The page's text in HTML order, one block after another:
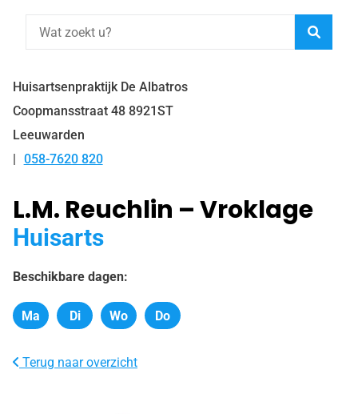
Huisartsenpraktijk De Albatros
Coopmansstraat 48 8921ST
Leeuwarden
Tel:
058-7620 820
L.M. Reuchlin – Vroklage
Huisarts
Beschikbare dagen:
Maandag
Ma Dinsdag
Di Woensdag
Wo Donderdag
Do
Terug naar overzicht